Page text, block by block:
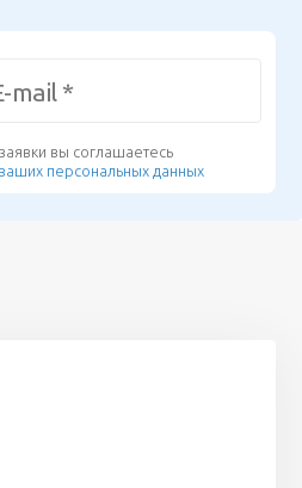
вы соглашаетесь
персональных данных